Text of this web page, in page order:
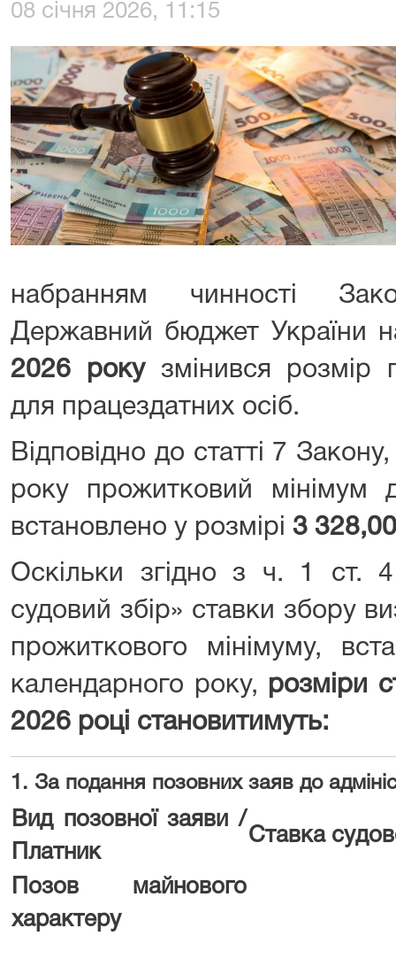
08 січня 2026, 11:15
набранням чинності
Державний бюджет України
2026 рокузмінився розмір
для працездатних осіб.
Відповідно до статті 7
року прожитковий мінімум
встановлено у розмірі 3
Оскільки згідно з ч. 1 ст.
судовий збір» ставки збору
прожиткового мінімуму,
календарного року,
розміри
2026 році становитимуть:
1. За подання позовних заяв до
Вид позовної заяви /
Платник
Ставка
Позов майнового
характеру